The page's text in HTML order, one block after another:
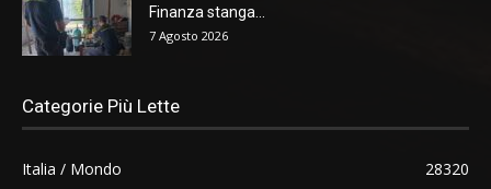
Finanza stanga...
7 Agosto 2026
Categorie Più Lette
Italia / Mondo
28320